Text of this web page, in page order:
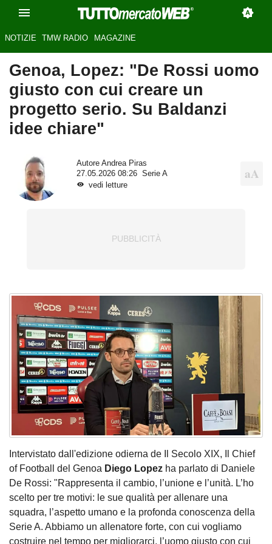
NOTIZIE TMW RADIO MAGAZINE
Genoa, Lopez: "De Rossi uomo
giusto con cui creare un
progetto serio. Su Baldanzi
idee chiare"
Autore Andrea Piras
27.05.2026 08:26
Serie A
vedi letture
Intervistato dall'edizione odierna de Il Secolo XIX, Il Chief
of Football del Genoa Diego Lopez ha parlato di Daniele
De Rossi: "Rappresenta il cambio, l’unione e l’unità. L’ho
scelto per tre motivi: le sue qualità per allenare una
squadra, l’aspetto umano e la profonda conoscenza della
Serie A. Abbiamo un allenatore forte, con cui vogliamo
costruire nel tempo per migliorarci, l’uomo giusto con cui